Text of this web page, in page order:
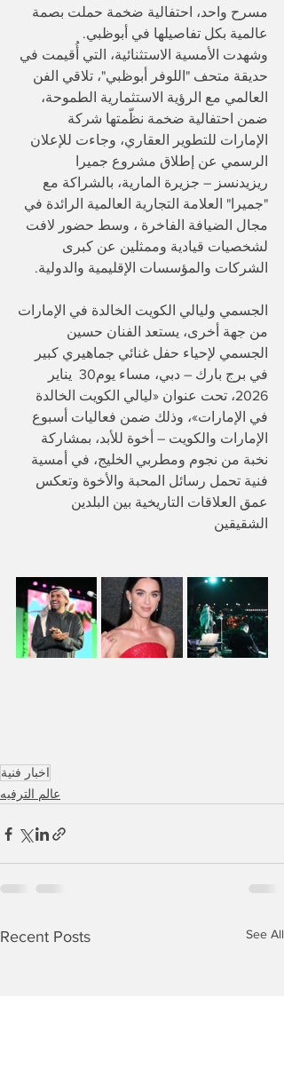
مسرح واحد، احتفالية ضخمة حملت بصمة
عالمية بكل تفاصيلها في أبوظبي.
وشهدت الأمسية الاستثنائية، التي أُقيمت في
حديقة متحف "اللوفر أبوظبي"، تلاقي الفن
العالمي مع الرؤية الاستثمارية الطموحة،
ضمن احتفالية ضخمة نظّمتها شركة
الإمارات للتطوير العقاري، وجاءت للإعلان
الرسمي عن إطلاق مشروع جميرا
ريزيدنسز – جزيرة المارية، بالشراكة مع
"جميرا" العلامة التجارية العالمية الرائدة في
مجال الضيافة الفاخرة ، وسط حضور لافت
لشخصيات قيادية وممثلين عن كبرى
الشركات والمؤسسات الإقليمية والدولية.
الجسمي وليالي الكويت الخالدة في الإمارات
من جهة أخرى، يستعد الفنان حسين
الجسمي لإحياء حفل غنائي جماهيري كبير
في برج بارك – دبي، مساء يوم30  يناير
2026، تحت عنوان «ليالي الكويت الخالدة
في الإمارات»، وذلك ضمن فعاليات أسبوع
الإمارات والكويت – أخوة للأبد، بمشاركة
نخبة من نجوم ومطربي الخليج، في أمسية
فنية تحمل رسائل المحبة والأخوة وتعكس
عمق العلاقات التاريخية بين البلدين
الشقيقين
اخبار فنية
عالم الترفيه
Recent Posts See All